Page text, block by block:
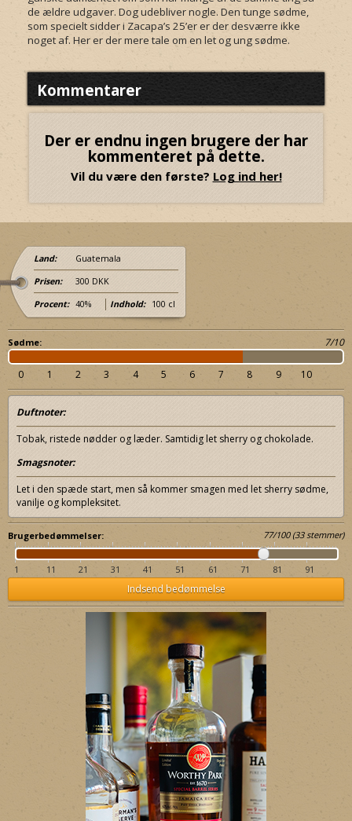
de ældre udgaver. Dog udebliver nogle. Den tunge sødme,
som specielt sidder i Zacapa’s 25’er er der desværre ikke
noget af. Her er der mere tale om en let og ung sødme.
Kommentarer
Der er endnu ingen brugere der har
kommenteret på dette.
Vil du være den første? Log ind her!
Land: Guatemala
Prisen: 300 DKK
Procent: 40% Indhold: 100 cl
Sødme: 7/10
0 1 2 3 4 5 6 7 8 9 10
Duftnoter:
Tobak, ristede nødder og læder. Samtidig let sherry og chokolade.
Smagsnoter:
Let i den spæde start, men så kommer smagen med let sherry sødme,
vanilje og kompleksitet.
Brugerbedømmelser: 77/100(33stemmer)
1 11 21 31 41 51 61 71 81 91
Indsend bedømmelse